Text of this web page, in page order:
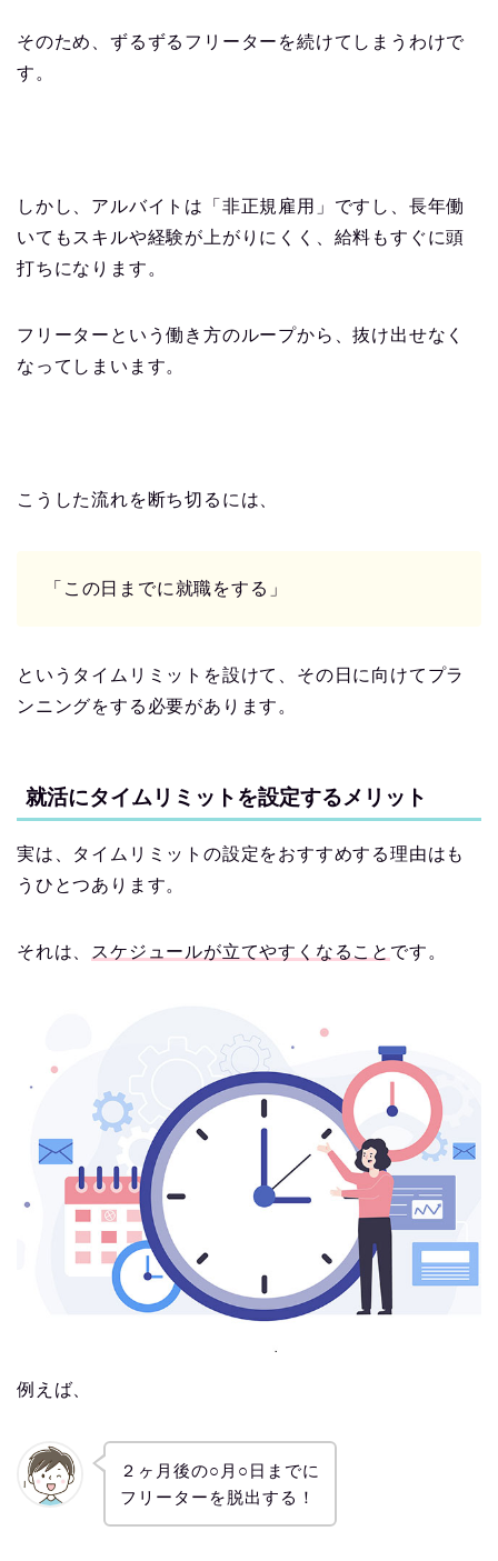
そのため、ずるずるフリーターを続けてしまうわけで
す。
しかし、アルバイトは「非正規雇用」ですし、長年働
いてもスキルや経験が上がりにくく、給料もすぐに頭
打ちになります。
フリーターという働き方のループから、抜け出せなく
なってしまいます。
こうした流れを断ち切るには、
「この日までに就職をする」
というタイムリミットを設けて、その日に向けてプラ
ンニングをする必要があります。
就活にタイムリミットを設定するメリット
実は、タイムリミットの設定をおすすめする理由はも
うひとつあります。
それは、 スケジュールが立てやすくなること です。
例えば、
２ヶ月後の○月○日までに
フリーターを脱出する！